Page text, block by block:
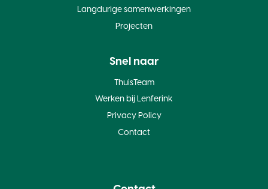
Langdurige samenwerkingen
Projecten
Snel naar
ThuisTeam
Werken bij Lenferink
Privacy Policy
Contact